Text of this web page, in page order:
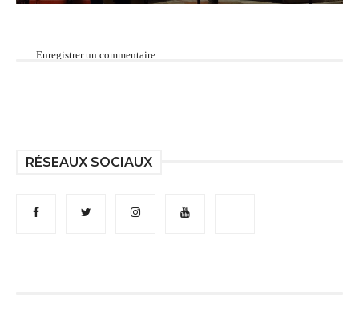
Enregistrer un commentaire
RÉSEAUX SOCIAUX